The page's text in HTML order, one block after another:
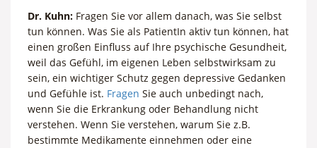
Dr. Kuhn: Fragen Sie vor allem danach, was Sie selbst
tun können. Was Sie als PatientIn aktiv tun können, hat
einen großen Einfluss auf Ihre psychische Gesundheit,
weil das Gefühl, im eigenen Leben selbstwirksam zu
sein, ein wichtiger Schutz gegen depressive Gedanken
und Gefühle ist. Fragen Sie auch unbedingt nach,
wenn Sie die Erkrankung oder Behandlung nicht
verstehen. Wenn Sie verstehen, warum Sie z.B.
bestimmte Medikamente einnehmen oder eine